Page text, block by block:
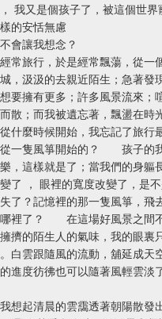
， 我又是個孩子了，被這個
樣的安恬無慮
不會讓我想念？
經常旅行，於是經常飄蕩，從一
城，汲汲的去親近陌生；急著發
想要擁有更多；許多風景流來；
而散；而我被遺忘著，飄盪在時
從什麼時候開始，我忘記了旅行
從一隻風箏開始的？ 孩子的我
樂，這樣就是了；當我們的身軀
變了 ， 眼裡的寬度改變了，是
失了？記憶裡的那一隻風箏，飛
哪裡了？ 在這場好風景之間
擁擠的陌生人的氣味，我的眼裏
。白雲跟隨風的流動，舖延成天
的進度彷彿也可以隨著風輕雲淡
我想起清晨的雲靄透著朝陽散發